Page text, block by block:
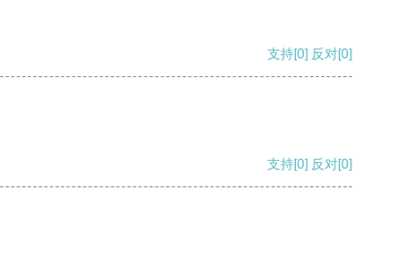
支持[0] 反对[0]
支持[0] 反对[0]